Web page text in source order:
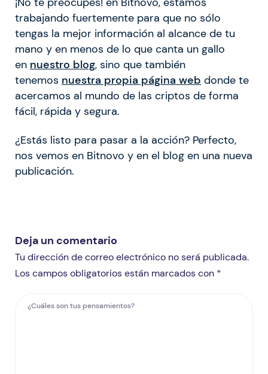
trabajando fuertemente para que no sólo
tengas la mejor información al alcance de tu
mano y en menos de lo que canta un gallo
en nuestro blog, sino que también
tenemos nuestra propia página web donde te
acercamos al mundo de las criptos de forma
fácil, rápida y segura.
¿Estás listo para pasar a la acción? Perfecto,
nos vemos en Bitnovo y en el blog en una nueva
publicación.
Deja un comentario
Tu dirección de correo electrónico no será publicada.
Los campos obligatorios están marcados con *